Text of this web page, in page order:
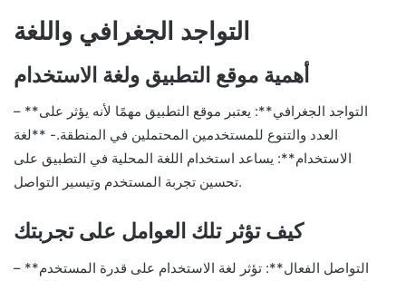
التواجد الجغرافي واللغة
أهمية موقع التطبيق ولغة الاستخدام
– **التواجد الجغرافي**: يعتبر موقع التطبيق مهمًا لأنه يؤثر على
العدد والتنوع للمستخدمين المحتملين في المنطقة.- **لغة
الاستخدام**: يساعد استخدام اللغة المحلية في التطبيق على
تحسين تجربة المستخدم وتيسير التواصل.
كيف تؤثر تلك العوامل على تجربتك
– **التواصل الفعال**: تؤثر لغة الاستخدام على قدرة المستخدم